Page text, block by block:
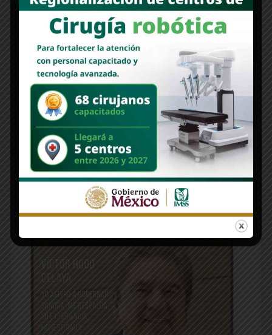
WORDPRESS:0 FACEBOOK:
DISQUS:
Deja un comentario
Lo siento, debes estarconectadopara publicar un comentario.
Edición 1312